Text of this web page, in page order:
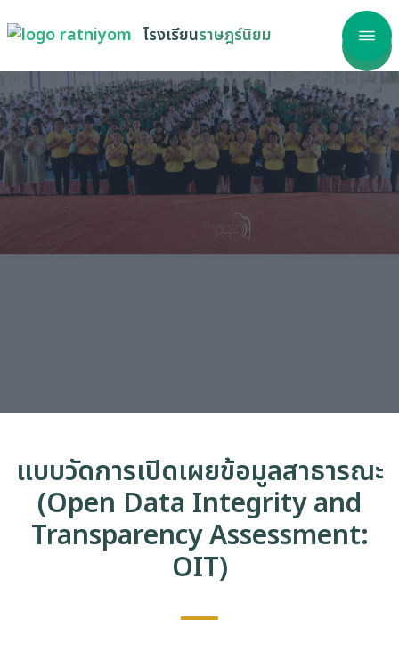
โรงเรียนราษฎร์นิยม
รก
งเรียน
รา
แบบวัดการเปิดเผยข้อมูลสาธารณะ
(Open Data Integrity and
Transparency Assessment:
OIT)